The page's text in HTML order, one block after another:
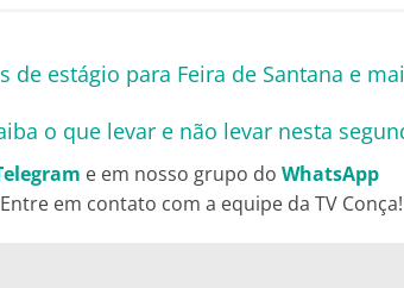
de estágio para Feira de Santana e
o que levar e não levar nesta
e em nosso grupo do WhatsApp
Entre em contato com a equipe da TV